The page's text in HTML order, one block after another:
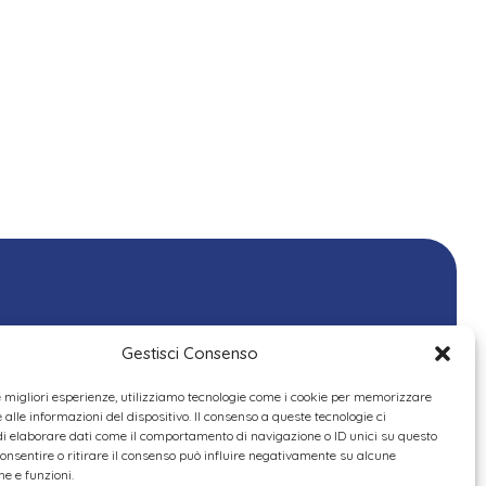
Gestisci Consenso
migliori esperienze, utilizziamo tecnologie come i cookie per memorizzare
alle informazioni del dispositivo. Il consenso a queste tecnologie ci
elaborare dati come il comportamento di navigazione o ID unici su questo
o ritirare il consenso può influire negativamente su alcune
e funzioni.